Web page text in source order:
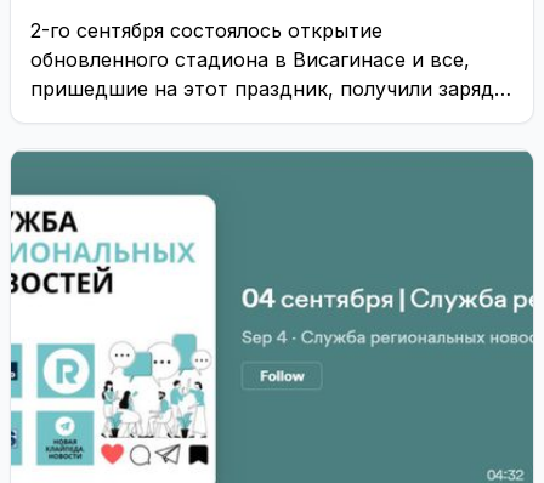
2-го сентября состоялось открытие
обновленного стадиона в Висагинасе и все,
пришедшие на этот праздник, получили заряд
незабываемых эмоций.